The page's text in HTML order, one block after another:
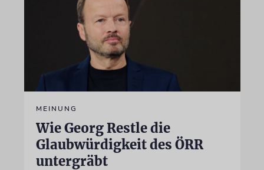
MEINUNG
Wie Georg Restle die
Glaubwürdigkeit des ÖRR
untergräbt